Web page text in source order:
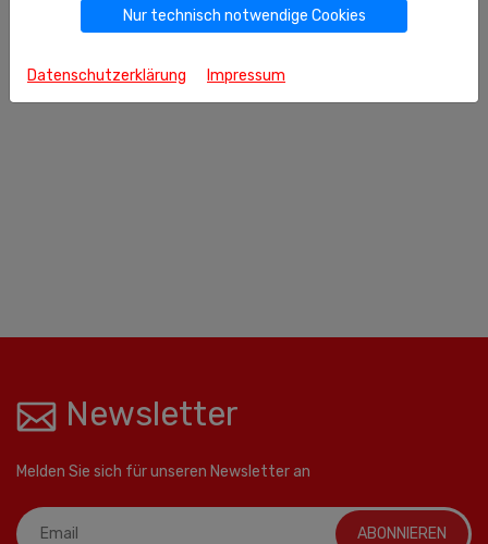
Newsletter
Melden Sie sich für unseren Newsletter an
ABONNIEREN
Nur technisch notwendige Cookies
Datenschutzerklärung Impressum